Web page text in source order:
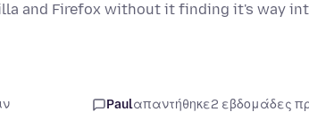
and Firefox without it finding it's way
Paulαπαντήθηκε2 εβδομάδες